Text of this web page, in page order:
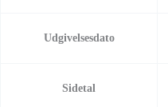
Udgivelsesdato
Sidetal